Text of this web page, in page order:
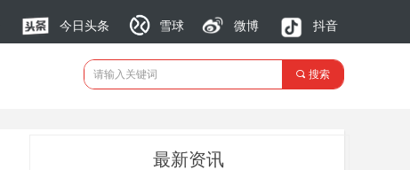
끠 搜索
今日头条 雪球 微博 抖音
最新资讯